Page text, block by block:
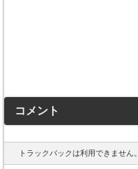
コメント
トラックバックは利用できません。